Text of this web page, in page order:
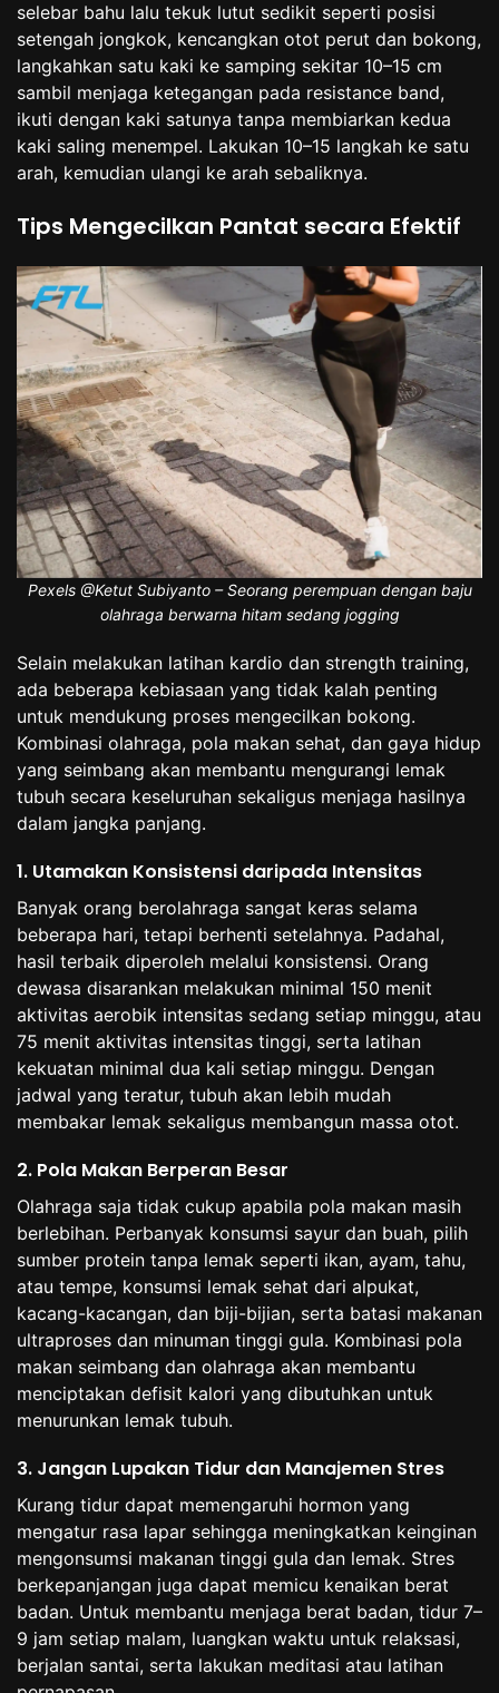
selebar bahu lalu tekuk lutut sedikit seperti posisi
setengah jongkok, kencangkan otot perut dan bokong,
langkahkan satu kaki ke samping sekitar 10–15 cm
sambil menjaga ketegangan pada resistance band,
ikuti dengan kaki satunya tanpa membiarkan kedua
kaki saling menempel. Lakukan 10–15 langkah ke satu
arah, kemudian ulangi ke arah sebaliknya.
Tips Mengecilkan Pantat secara Efektif
Pexels @Ketut Subiyanto – Seorang perempuan dengan baju
olahraga berwarna hitam sedang jogging
Selain melakukan latihan kardio dan strength training,
ada beberapa kebiasaan yang tidak kalah penting
untuk mendukung proses mengecilkan bokong.
Kombinasi olahraga, pola makan sehat, dan gaya hidup
yang seimbang akan membantu mengurangi lemak
tubuh secara keseluruhan sekaligus menjaga hasilnya
dalam jangka panjang.
1. Utamakan Konsistensi daripada Intensitas
Banyak orang berolahraga sangat keras selama
beberapa hari, tetapi berhenti setelahnya. Padahal,
hasil terbaik diperoleh melalui konsistensi. Orang
dewasa disarankan melakukan minimal 150 menit
aktivitas aerobik intensitas sedang setiap minggu, atau
75 menit aktivitas intensitas tinggi, serta latihan
kekuatan minimal dua kali setiap minggu. Dengan
jadwal yang teratur, tubuh akan lebih mudah
membakar lemak sekaligus membangun massa otot.
2. Pola Makan Berperan Besar
Olahraga saja tidak cukup apabila pola makan masih
berlebihan. Perbanyak konsumsi sayur dan buah, pilih
sumber protein tanpa lemak seperti ikan, ayam, tahu,
atau tempe, konsumsi lemak sehat dari alpukat,
kacang-kacangan, dan biji-bijian, serta batasi makanan
ultraproses dan minuman tinggi gula. Kombinasi pola
makan seimbang dan olahraga akan membantu
menciptakan defisit kalori yang dibutuhkan untuk
menurunkan lemak tubuh.
3. Jangan Lupakan Tidur dan Manajemen Stres
Kurang tidur dapat memengaruhi hormon yang
mengatur rasa lapar sehingga meningkatkan keinginan
mengonsumsi makanan tinggi gula dan lemak. Stres
berkepanjangan juga dapat memicu kenaikan berat
badan. Untuk membantu menjaga berat badan, tidur 7–
9 jam setiap malam, luangkan waktu untuk relaksasi,
berjalan santai, serta lakukan meditasi atau latihan